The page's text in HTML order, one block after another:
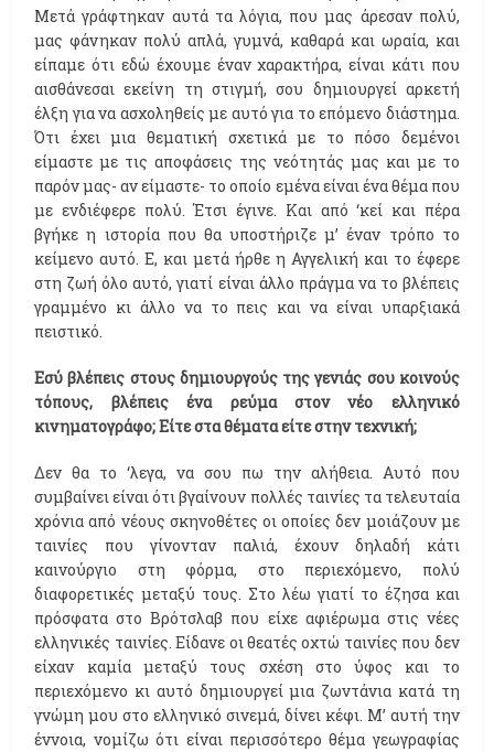
Μετά γράφτηκαν αυτά τα λόγια, που μας άρεσαν πολύ,
μας φάνηκαν πολύ απλά, γυμνά, καθαρά και ωραία, και
είπαμε ότι εδώ έχουμε έναν χαρακτήρα, είναι κάτι που
αισθάνεσαι εκείνη τη στιγμή, σου δημιουργεί αρκετή
έλξη για να ασχοληθείς με αυτό για το επόμενο διάστημα.
Ότι έχει μια θεματική σχετικά με το πόσο δεμένοι
είμαστε με τις αποφάσεις της νεότητάς μας και με το
παρόν μας- αν είμαστε- το οποίο εμένα είναι ένα θέμα που
με ενδιέφερε πολύ. Έτσι έγινε. Και από ‘κεί και πέρα
βγήκε η ιστορία που θα υποστήριζε μ’ έναν τρόπο το
κείμενο αυτό. Ε, και μετά ήρθε η Αγγελική και το έφερε
στη ζωή όλο αυτό, γιατί είναι άλλο πράγμα να το βλέπεις
γραμμένο κι άλλο να το πεις και να είναι υπαρξιακά
πειστικό.
Εσύ βλέπεις στους δημιουργούς της γενιάς σου κοινούς
τόπους, βλέπεις ένα ρεύμα στον νέο ελληνικό
κινηματογράφο; Είτε στα θέματα είτε στην τεχνική;
Δεν θα το ‘λεγα, να σου πω την αλήθεια. Αυτό που
συμβαίνει είναι ότι βγαίνουν πολλές ταινίες τα τελευταία
χρόνια από νέους σκηνοθέτες οι οποίες δεν μοιάζουν με
ταινίες που γίνονταν παλιά, έχουν δηλαδή κάτι
καινούργιο στη φόρμα, στο περιεχόμενο, πολύ
διαφορετικές μεταξύ τους. Στο λέω γιατί το έζησα και
πρόσφατα στο Βρότσλαβ που είχε αφιέρωμα στις νέες
ελληνικές ταινίες. Είδανε οι θεατές οχτώ ταινίες που δεν
είχαν καμία μεταξύ τους σχέση στο ύφος και το
περιεχόμενο κι αυτό δημιουργεί μια ζωντάνια κατά τη
γνώμη μου στο ελληνικό σινεμά, δίνει κέφι. Μ’ αυτή την
έννοια, νομίζω ότι είναι περισσότερο θέμα γεωγραφίας